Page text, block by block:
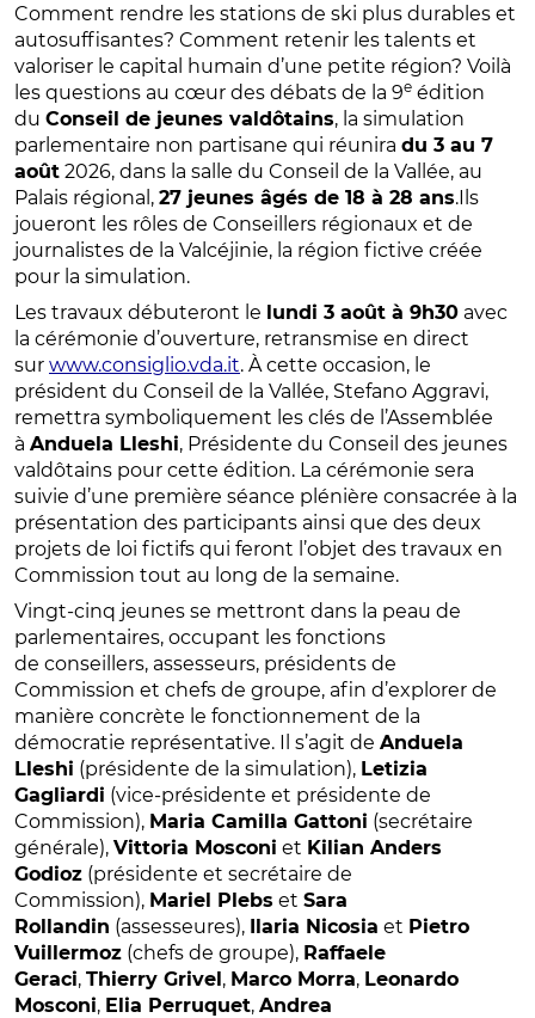
Comment rendre les stations de ski plus durables et
autosuffisantes? Comment retenir les talents et
valoriser le capital humain d’une petite région? Voilà
les questions au cœur des débats de la 9e édition
du Conseil de jeunes valdôtains, la simulation
parlementaire non partisane qui réunira du 3 au 7
août 2026, dans la salle du Conseil de la Vallée, au
Palais régional, 27 jeunes âgés de 18 à 28 ans.Ils
joueront les rôles de Conseillers régionaux et de
journalistes de la Valcéjinie, la région fictive créée
pour la simulation.
Les travaux débuteront le lundi 3 août à 9h30 avec
la cérémonie d’ouverture, retransmise en direct
sur www.consiglio.vda.it. À cette occasion, le
président du Conseil de la Vallée, Stefano Aggravi,
remettra symboliquement les clés de l’Assemblée
à Anduela Lleshi, Présidente du Conseil des jeunes
valdôtains pour cette édition. La cérémonie sera
suivie d’une première séance plénière consacrée à la
présentation des participants ainsi que des deux
projets de loi fictifs qui feront l’objet des travaux en
Commission tout au long de la semaine.
Vingt-cinq jeunes se mettront dans la peau de
parlementaires, occupant les fonctions
de conseillers, assesseurs, présidents de
Commission et chefs de groupe, afin d’explorer de
manière concrète le fonctionnement de la
démocratie représentative. Il s’agit de Anduela
Lleshi (présidente de la simulation), Letizia
Gagliardi (vice-présidente et présidente de
Commission), Maria Camilla Gattoni (secrétaire
générale), Vittoria Mosconi et Kilian Anders
Godioz (présidente et secrétaire de
Commission), Mariel Plebs et Sara
Rollandin (assesseures), Ilaria Nicosia et Pietro
Vuillermoz (chefs de groupe), Raffaele
Geraci, Thierry Grivel, Marco Morra, Leonardo
Mosconi, Elia Perruquet, Andrea